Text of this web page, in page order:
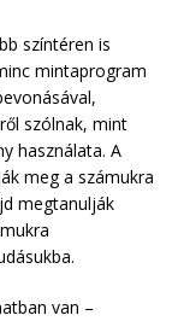
színtéren is
mintaprogram
szólnak, mint
használata. A
meg a számukra
megtanulják
van –